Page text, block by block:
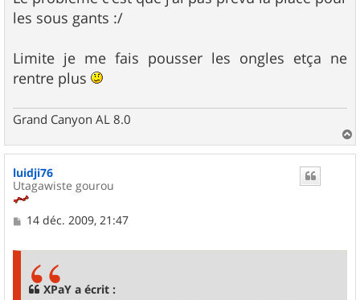
s
a
les sous gants :/
Limite je me fais pousser les ongles etça ne
rentre plus
Grand Canyon AL 8.0
a
luidji76
Utagawiste gourou
M14 déc. 2009, 21:47
XPaY a écrit :